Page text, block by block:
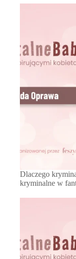
Dlaczego
kryminalne w